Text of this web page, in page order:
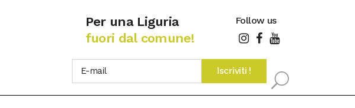
Per una Liguria
fuori dal comune!
Follow us